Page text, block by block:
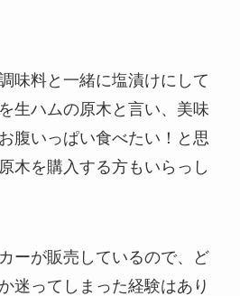
味料と一緒に塩漬けにして
生ハムの原木と言い、美味
腹いっぱい食べたい！と思
木を購入する方もいらっし
ーが販売しているので、ど
迷ってしまった経験はあり